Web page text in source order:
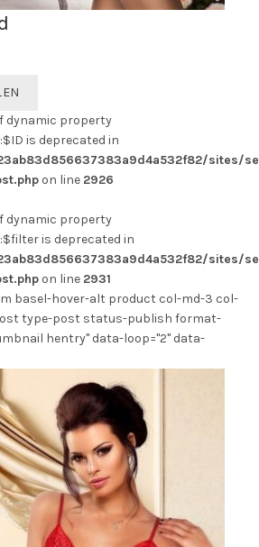
weist
mehrere
Varianten
auf.
Optionen
können
auf
der
Produktseite
gewählt
werden
dynamic property
is deprecated in
sites/
on line 2926
dynamic property
is deprecated in
sites/
on line 2931
basel-hover-alt product col-md-3 col-
type-post status-publish format-
hentry" data-loop="2" data-